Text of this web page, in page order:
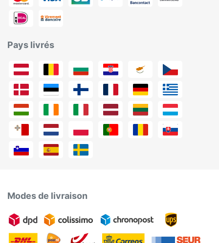
Pays livrés
Modes de livraison